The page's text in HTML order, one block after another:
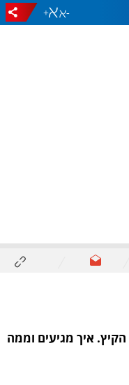
-
+
הקיץ. איך מגיעים וממה